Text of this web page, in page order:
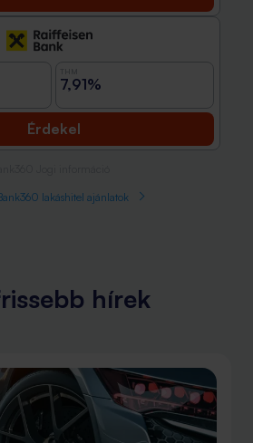
7,91%
Érdekel
lakáshitel ajánlatok
hírek